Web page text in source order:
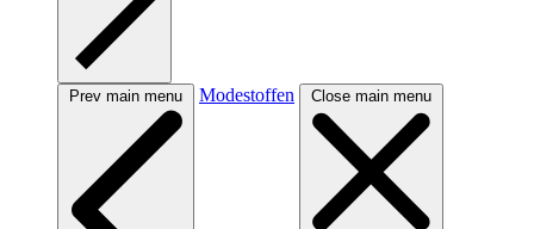
Prev main menu Modestoffen Close main menu